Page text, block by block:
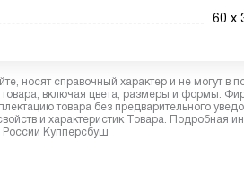
60 х
носят справочный характер и не могут в
включая цвета, размеры и формы.
товара без предварительного
и характеристик Товара. Подробная
России Купперсбуш